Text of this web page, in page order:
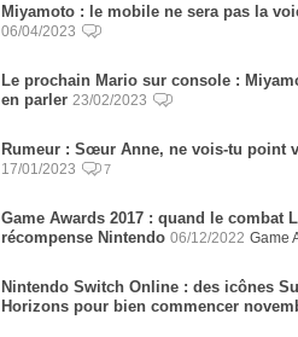
Miyamoto : le mobile ne sera pas la
06/04/2023
Le prochain Mario sur console :
en parler 23/02/2023
Rumeur : Sœur Anne, ne vois-tu point
17/01/2023 7
Game Awards 2017 : quand le combat
récompense Nintendo 06/12/2022 Game
Nintendo Switch Online : des icônes
Horizons pour bien commencer